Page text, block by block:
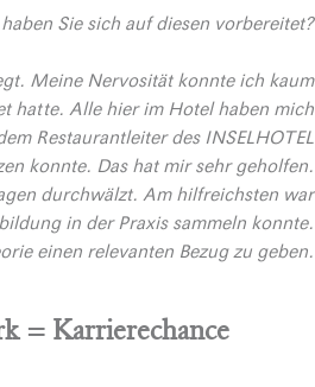
Sie sich auf diesen vorbereitet?
Meine Nervosität konnte ich kaum
hatte. Alle hier im Hotel haben mich
Restaurantleiter des INSELHOTEL
konnte. Das hat mir sehr geholfen.
durchwälzt. Am hilfreichsten war
in der Praxis sammeln konnte.
einen relevanten Bezug zu geben.
= Karrierechance